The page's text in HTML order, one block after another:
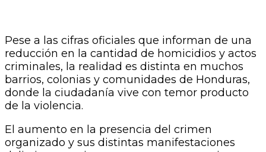
Pese a las cifras oficiales que informan de una
reducción en la cantidad de homicidios y actos
criminales, la realidad es distinta en muchos
barrios, colonias y comunidades de Honduras,
donde la ciudadanía vive con temor producto
de la violencia.
El aumento en la presencia del crimen
organizado y sus distintas manifestaciones